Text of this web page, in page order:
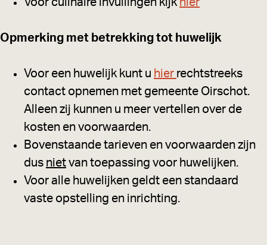
Voor culinaire invullingen kijk hier
Opmerking met betrekking tot huwelijk
Voor een huwelijk kunt u hier rechtstreeks
contact opnemen met gemeente Oirschot.
Alleen zij kunnen u meer vertellen over de
kosten en voorwaarden.
Bovenstaande tarieven en voorwaarden zijn
dus niet van toepassing voor huwelijken.
Voor alle huwelijken geldt een standaard
vaste opstelling en inrichting.